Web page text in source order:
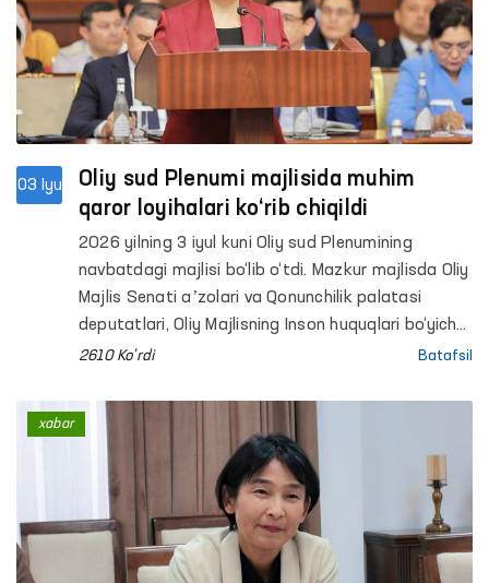
03 Iyu
Oliy sud Plenumi majlisida muhim
qaror loyihalari ko‘rib chiqildi
2026 yilning 3 iyul kuni Oliy sud Plenumining
navbatdagi majlisi bo‘lib o‘tdi. Mazkur majlisda Oliy
Majlis Senati aʼzolari va Qonunchilik palatasi
deputatlari, Oliy Majlisning Inson huquqlari bo‘yicha
vakili (Ombudsman), Oliy Majlisning Bola huquqlari
quyi sudlarning sudyalari, Bosh prokuror,
Konstitutsiyaviy sud, Sudyalar oliy kengashi, Oila
va xotin-qizlar qo‘mitasi, Sudyalar assotsiatsiyasi
va Advokatlar palatasi raislari, manfaatdor vazirlik
va idoralar vakillari, huquqni muhofaza qiluvchi
organlar masʼul xodimlari, huquqshunos olimlar
hamda ommaviy axborot vositalari vakillari ham
2610 Ko'rdi Batafsil
xabar